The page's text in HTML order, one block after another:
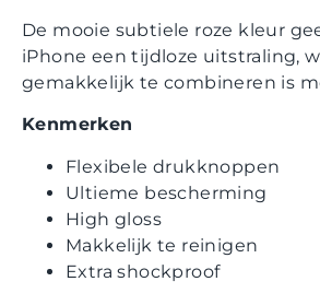
De mooie subtiele roze kleur
iPhone een tijdloze uitstraling,
gemakkelijk te combineren is
Kenmerken
Flexibele drukknoppen
Ultieme bescherming
High gloss
Makkelijk te reinigen
Extra shockproof